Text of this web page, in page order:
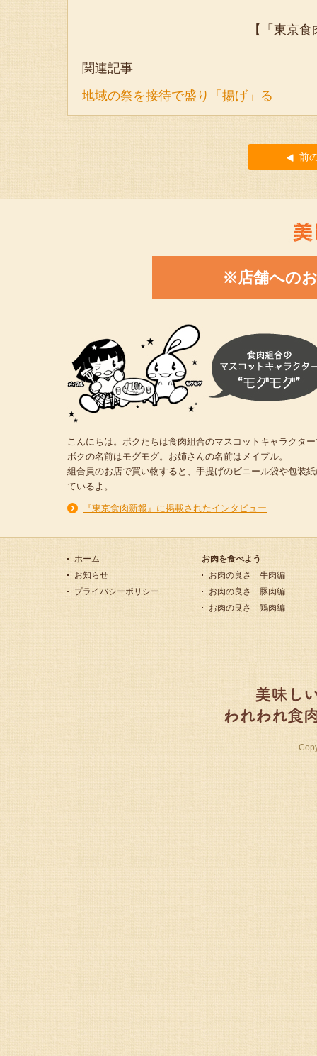
【「東京
関連記事
地域の祭を接待で盛り「揚げ」る
前
※店舗への
こんにちは。ボクたちは食肉組合のマスコットキャラクタ
ボクの名前はモグモグ。お姉さんの名前はメイプル。
組合員のお店で買い物すると、手提げのビニール袋や包装
ているよ。
『東京食肉新報』に掲載されたインタビュー
ホーム
お知らせ
プライバシーポリシー
お肉を食べよう
お肉の良さ 牛肉編
お肉の良さ 豚肉編
お肉の良さ 鶏肉編